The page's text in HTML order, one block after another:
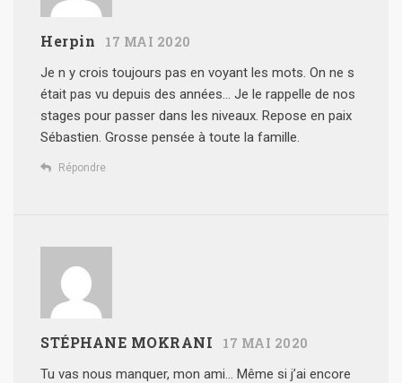
Herpin 17 MAI 2020
Je n y crois toujours pas en voyant les mots. On ne s
était pas vu depuis des années… Je le rappelle de nos
stages pour passer dans les niveaux. Repose en paix
Sébastien. Grosse pensée à toute la famille.
Répondre
STÉPHANE MOKRANI 17 MAI 2020
Tu vas nous manquer, mon ami… Même si j’ai encore